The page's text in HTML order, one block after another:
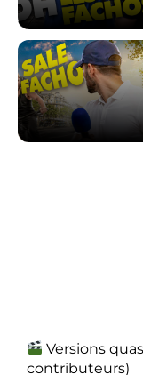
Versions
contributeurs)